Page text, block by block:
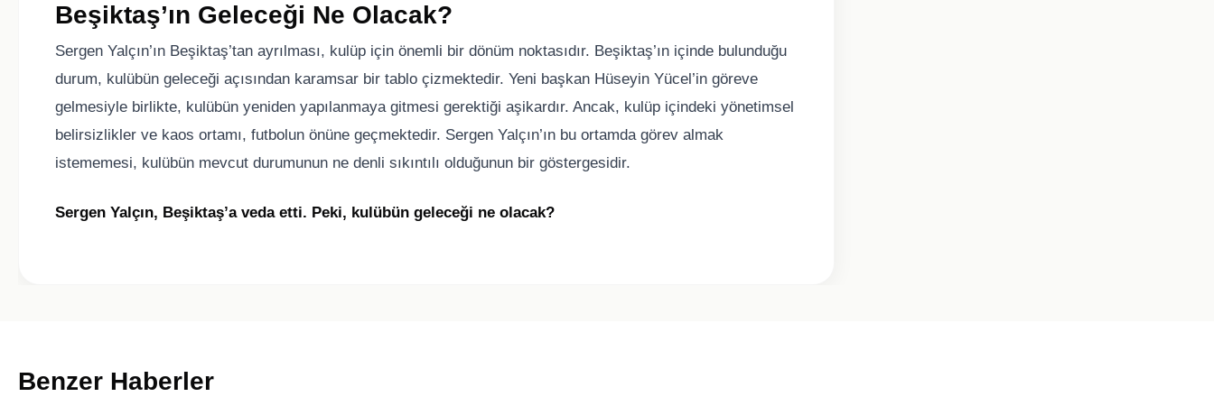
Beşiktaş’ın Geleceği Ne Olacak?
Sergen Yalçın’ın Beşiktaş’tan ayrılması, kulüp için önemli bir dönüm noktasıdır. Beşiktaş’ın içinde bulunduğu
durum, kulübün geleceği açısından karamsar bir tablo çizmektedir. Yeni başkan Hüseyin Yücel’in göreve
gelmesiyle birlikte, kulübün yeniden yapılanmaya gitmesi gerektiği aşikardır. Ancak, kulüp içindeki yönetimsel
belirsizlikler ve kaos ortamı, futbolun önüne geçmektedir. Sergen Yalçın’ın bu ortamda görev almak
istememesi, kulübün mevcut durumunun ne denli sıkıntılı olduğunun bir göstergesidir.
Sergen Yalçın, Beşiktaş’a veda etti. Peki, kulübün geleceği ne olacak?
Benzer Haberler